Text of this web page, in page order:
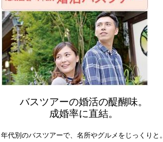
バスツアーの婚活の醍醐味。
成婚率に直結。
年代別のバスツアーで、名所やグルメをじっくりと。